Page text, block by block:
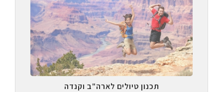
תכנון טיולים לארה"ב וקנדה